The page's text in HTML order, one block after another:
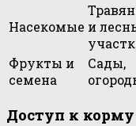
Насекомые и
Фрукты и
семена
Сады,
Доступ к корму